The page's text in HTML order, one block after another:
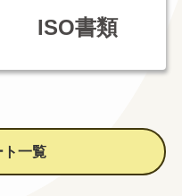
ISO書類
ト一覧